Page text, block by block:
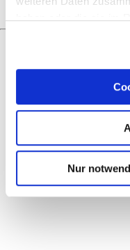
haben oder die sie im
Nur
Plan uw